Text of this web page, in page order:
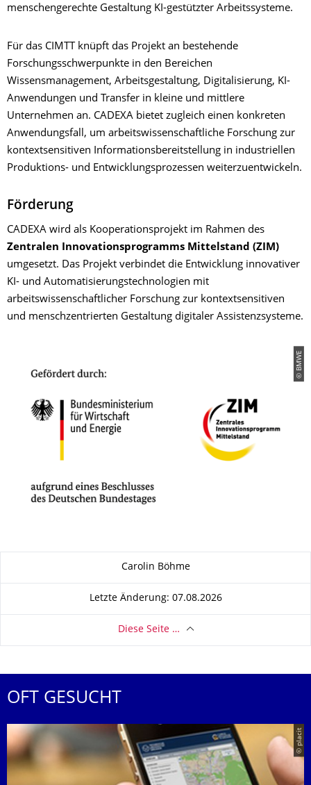
menschengerechte Gestaltung KI-gestützter Arbeitssysteme.
Für das CIMTT knüpft das Projekt an bestehende
Forschungsschwerpunkte in den Bereichen
Wissensmanagement, Arbeitsgestaltung, Digitalisierung, KI-
Anwendungen und Transfer in kleine und mittlere
Unternehmen an. CADEXA bietet zugleich einen konkreten
Anwendungsfall, um arbeitswissenschaftliche Forschung zur
kontextsensitiven Informationsbereitstellung in industriellen
Produktions- und Entwicklungsprozessen weiterzuentwickeln.
Förderung
CADEXA wird als Kooperationsprojekt im Rahmen des
Zentralen Innovationsprogramms Mittelstand (ZIM)
umgesetzt. Das Projekt verbindet die Entwicklung innovativer
KI- und Automatisierungstechnologien mit
arbeitswissenschaftlicher Forschung zur kontextsensitiven
und menschzentrierten Gestaltung digitaler Assistenzsysteme.
© BMWE
Carolin Böhme
Letzte Änderung: 07.08.2026
Diese Seite …
OFT GESUCHT
© placit